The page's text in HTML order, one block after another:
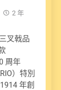
2 年
叉戟品
周年
）特別
年創